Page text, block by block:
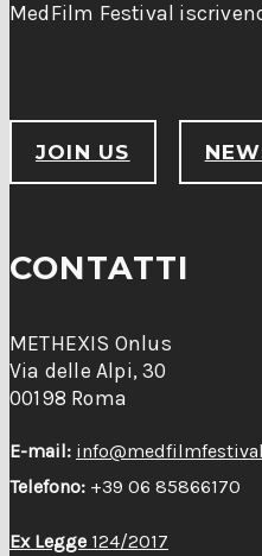
MedFilm Festival
JOIN US
CONTATTI
METHEXIS Onlus
Via delle Alpi, 30
00198 Roma
E-mail:
Telefono: +39 06 85866170
Ex Legge 124/2017